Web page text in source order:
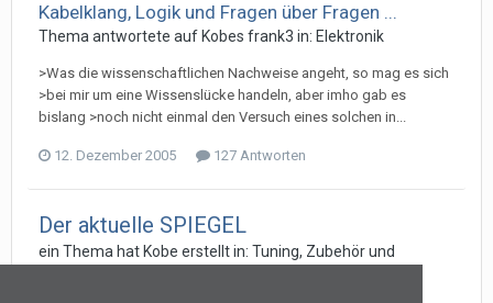
Kabelklang, Logik und Fragen über Fragen ...
Thema antwortete auf Kobes frank3 in: Elektronik
>Was die wissenschaftlichen Nachweise angeht, so mag es sich
>bei mir um eine Wissenslücke handeln, aber imho gab es
bislang >noch nicht einmal den Versuch eines solchen in...
12. Dezember 2005 127 Antworten
Der aktuelle SPIEGEL
ein Thema hat Kobe erstellt in: Tuning, Zubehör und